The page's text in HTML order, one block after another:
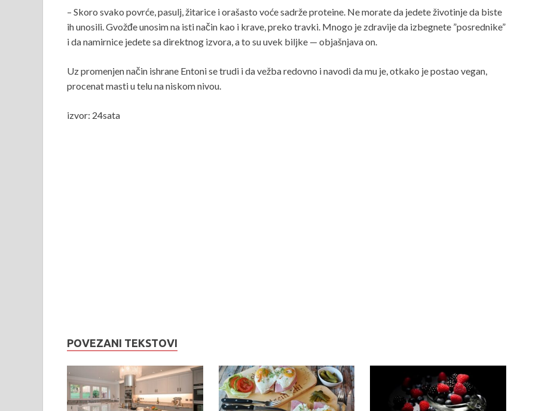
– Skoro svako povrće, pasulj, žitarice i orašasto voće sadrže proteine. Ne morate da jedete životinje da biste
ih unosili. Gvožđe unosim na isti način kao i krave, preko travki. Mnogo je zdravije da izbegnete ”posrednike”
i da namirnice jedete sa direktnog izvora, a to su uvek biljke — objašnjava on.
Uz promenjen način ishrane Entoni se trudi i da vežba redovno i navodi da mu je, otkako je postao vegan,
procenat masti u telu na niskom nivou.
izvor: 24sata
POVEZANI TEKSTOVI